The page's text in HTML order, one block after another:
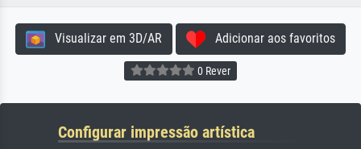
Visualizar em 3D/AR Adicionar aos favoritos
0 Rever
Configurar impressão artística